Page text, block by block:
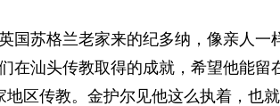
国苏格兰老家来的纪多纳，像亲人一
在汕头传教取得的成就，希望他能留
区传教。金护尔见他这么执着，也